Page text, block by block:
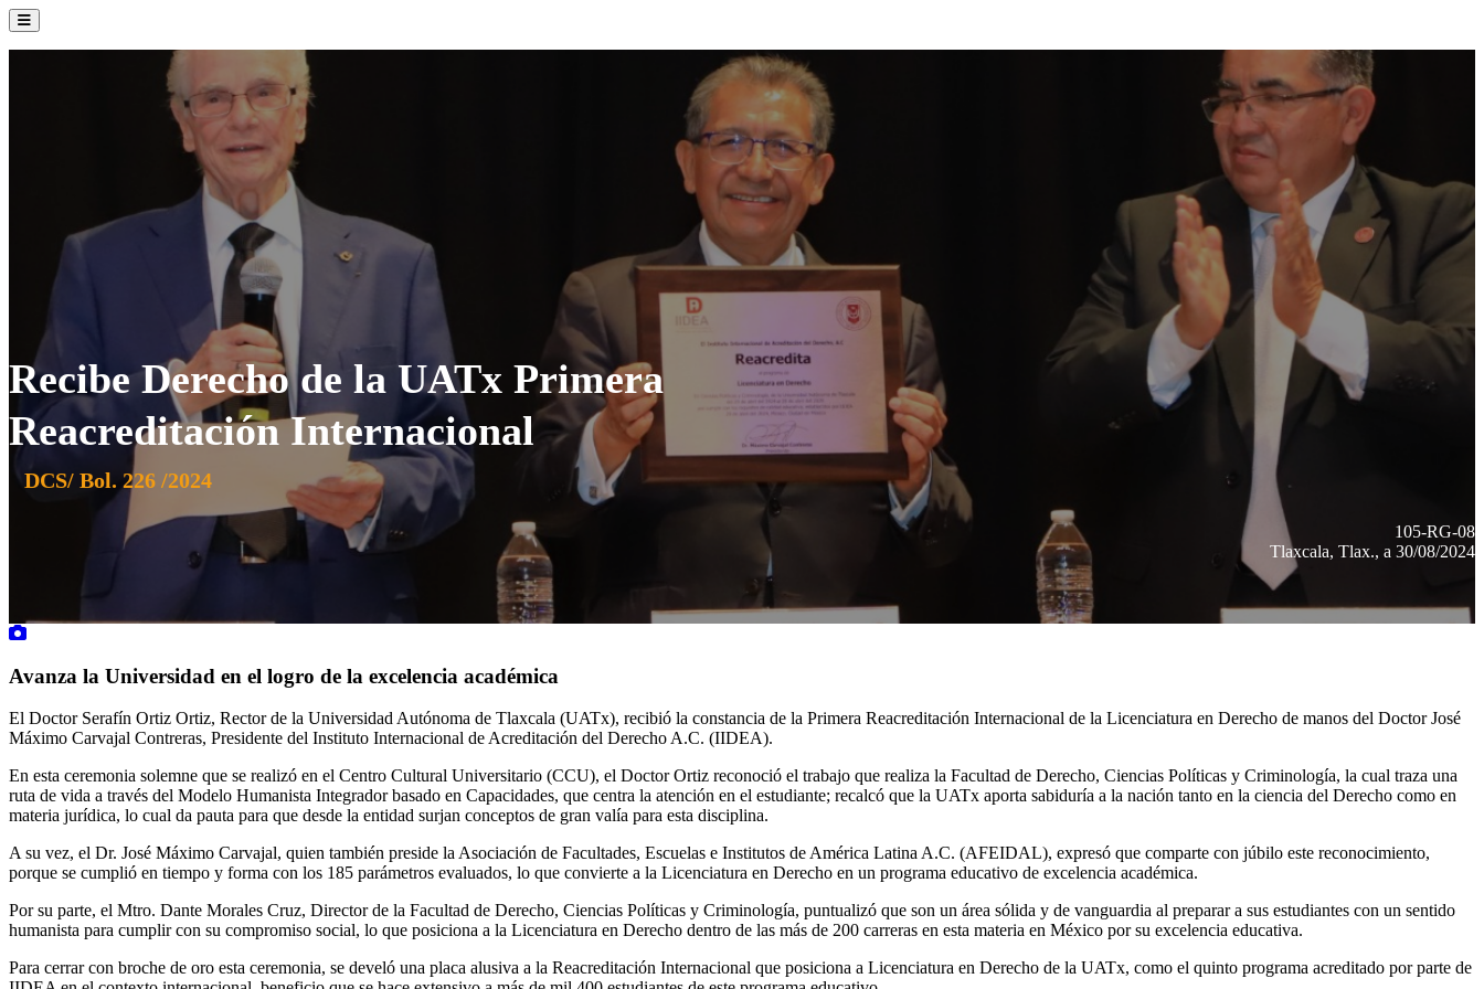
Oferta Académica
Comunidad UATx
Recibe Derecho de la UATx Primera
Reacreditación Internacional
DCS/ Bol. 226 /2024
105-RG-08
Tlaxcala, Tlax., a 30/08/2024
Avanza la Universidad en el logro de la excelencia académica
El Doctor Serafín Ortiz Ortiz, Rector de la Universidad Autónoma de Tlaxcala (UATx), recibió la constancia de la Primera Reacreditación Internacional de la Licenciatura en Derecho de manos del Doctor José
Máximo Carvajal Contreras, Presidente del Instituto Internacional de Acreditación del Derecho A.C. (IIDEA).
En esta ceremonia solemne que se realizó en el Centro Cultural Universitario (CCU), el Doctor Ortiz reconoció el trabajo que realiza la Facultad de Derecho, Ciencias Políticas y Criminología, la cual traza una
ruta de vida a través del Modelo Humanista Integrador basado en Capacidades, que centra la atención en el estudiante; recalcó que la UATx aporta sabiduría a la nación tanto en la ciencia del Derecho como en
materia jurídica, lo cual da pauta para que desde la entidad surjan conceptos de gran valía para esta disciplina.
A su vez, el Dr. José Máximo Carvajal, quien también preside la Asociación de Facultades, Escuelas e Institutos de América Latina A.C. (AFEIDAL), expresó que comparte con júbilo este reconocimiento,
porque se cumplió en tiempo y forma con los 185 parámetros evaluados, lo que convierte a la Licenciatura en Derecho en un programa educativo de excelencia académica.
Por su parte, el Mtro. Dante Morales Cruz, Director de la Facultad de Derecho, Ciencias Políticas y Criminología, puntualizó que son un área sólida y de vanguardia al preparar a sus estudiantes con un sentido
humanista para cumplir con su compromiso social, lo que posiciona a la Licenciatura en Derecho dentro de las más de 200 carreras en esta materia en México por su excelencia educativa.
Para cerrar con broche de oro esta ceremonia, se develó una placa alusiva a la Reacreditación Internacional que posiciona a Licenciatura en Derecho de la UATx, como el quinto programa acreditado por parte de